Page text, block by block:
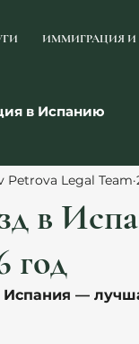
ИММИГРАЦИЯ
в Испанию
Семья
в
год
Petrova Legal Team
—